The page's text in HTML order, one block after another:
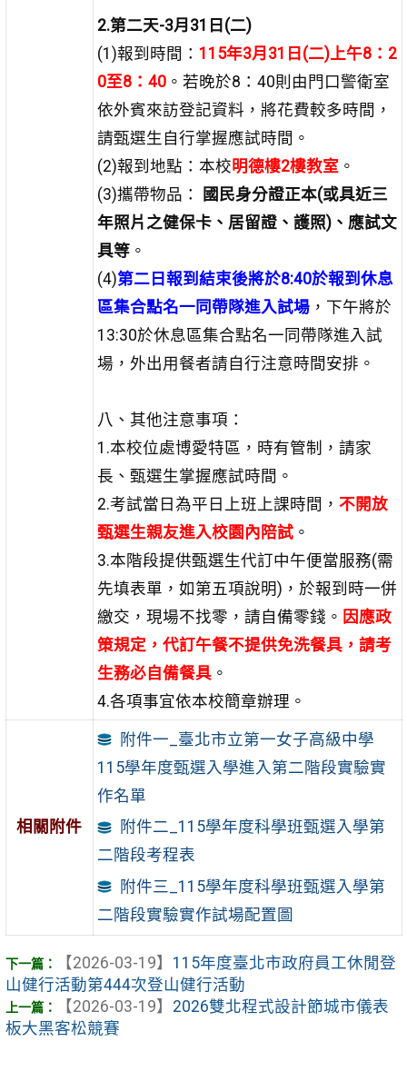
2.第二天-3月31日(二)
(1)報到時間： 115年3月31日(二)上午8：2
0至8：40。若晚於8：40則由門口警衛室
依外賓來訪登記資料，將花費較多時間，
請甄選生自行掌握應試時間。
(2)報到地點：本校明德樓2樓教室。
(3)攜帶物品：
國民身分證正本(或具近三
年照片之健保卡、居留證、護照)、應試文
具等。
(4)第二日報到結束後將於8:40於報到休息
區集合點名一同帶隊進入試場，下午將於
13:30於休息區集合點名一同帶隊進入試
場，外出用餐者請自行注意時間安排。
八、其他注意事項：
1.本校位處博愛特區，時有管制，請家
長、甄選生掌握應試時間。
2.考試當日為平日上班上課時間， 不開放
甄選生親友進入校園內陪試。
3.本階段提供甄選生代訂中午便當服務(需
先填表單，如第五項說明)，於報到時一併
繳交，現場不找零，請自備零錢。 因應政
策規定，代訂午餐不提供免洗餐具，請考
生務必自備餐具。
4.各項事宜依本校簡章辦理。
相關附件
附件一_臺北市立第一女子高級中學
115學年度甄選入學進入第二階段實驗實
作名單
附件二_115學年度科學班甄選入學第
二階段考程表
附件三_115學年度科學班甄選入學第
二階段實驗實作試場配置圖
【2026-03-19】 115年度臺北市政府員工休閒登
山健行活動第444次登山健行活動
【2026-03-19】 2026雙北程式設計節城市儀表
板大黑客松競賽